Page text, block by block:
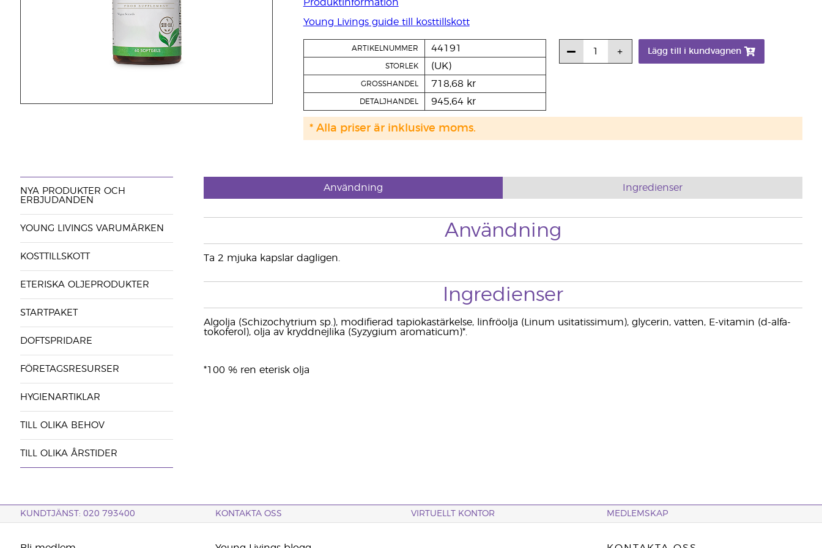
Produktinformation
Young Livings guide till kosttillskott
ARTIKELNUMMER 44191
STORLEK (UK)
GROSSHANDEL 718,68 kr
DETALJHANDEL 945,64 kr
Lägg till i kundvagnen
* Alla priser är inklusive moms.
NYA PRODUKTER OCH
ERBJUDANDEN
YOUNG LIVINGS VARUMÄRKEN
KOSTTILLSKOTT
ETERISKA OLJEPRODUKTER
STARTPAKET
DOFTSPRIDARE
FÖRETAGSRESURSER
HYGIENARTIKLAR
TILL OLIKA BEHOV
TILL OLIKA ÅRSTIDER
Användning Ingredienser
Användning
Ta 2 mjuka kapslar dagligen.
Ingredienser
Algolja (Schizochytrium sp.), modifierad tapiokastärkelse, linfröolja (Linum usitatissimum), glycerin, vatten, E-vitamin (d-alfa-
tokoferol), olja av kryddnejlika (Syzygium aromaticum)*.
*100 % ren eterisk olja
KUNDTJÄNST: 020 793400 KONTAKTA OSS VIRTUELLT KONTOR MEDLEMSKAP